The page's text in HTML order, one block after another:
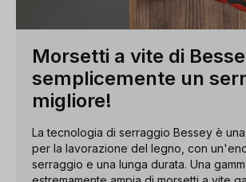
Morsetti a vite di
semplicemente un
migliore!
La tecnologia di serraggio Bessey è
per la lavorazione del legno, con
serraggio e una lunga durata. Una